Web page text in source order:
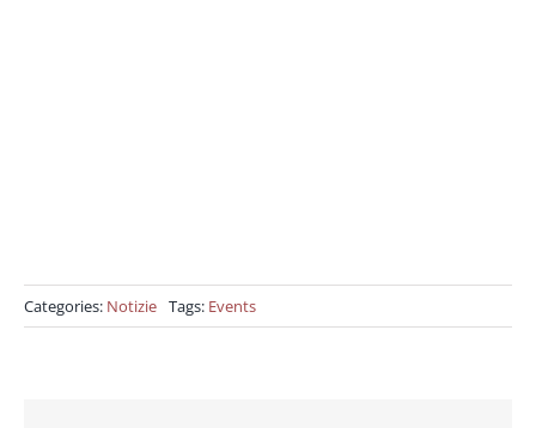
Categories: Notizie Tags: Events